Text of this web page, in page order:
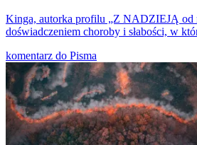
Kinga, autorka profilu „Z NADZIEJĄ od
doświadczeniem choroby i słabości, w
komentarz do Pisma